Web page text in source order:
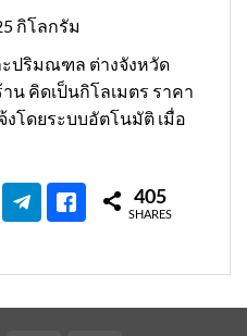
กิโลกรัม
ะปริมณฑล ต่างจังหวัด
น คิดเป็นกิโลเมตร ราคา
โดยระบบอัตโนมัติ เมื่อ
405
SHARES